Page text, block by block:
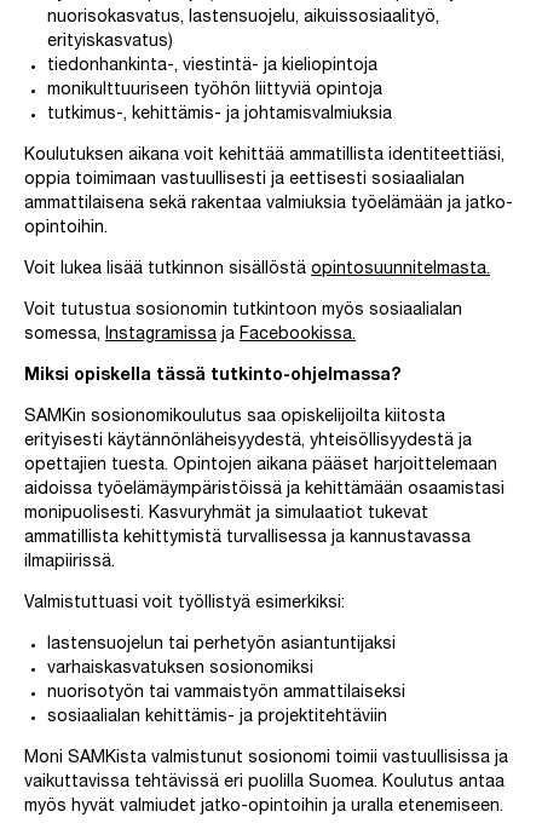
nuorisokasvatus, lastensuojelu, aikuissosiaalityö,
erityiskasvatus)
tiedonhankinta-, viestintä- ja kieliopintoja
monikulttuuriseen työhön liittyviä opintoja
tutkimus-, kehittämis- ja johtamisvalmiuksia
Koulutuksen aikana voit kehittää ammatillista identiteettiäsi,
oppia toimimaan vastuullisesti ja eettisesti sosiaalialan
ammattilaisena sekä rakentaa valmiuksia työelämään ja jatko-
opintoihin.
Voit lukea lisää tutkinnon sisällöstä opintosuunnitelmasta.
Voit tutustua sosionomin tutkintoon myös sosiaalialan
somessa, Instagramissa ja Facebookissa.
Miksi opiskella tässä tutkinto-ohjelmassa?
SAMKin sosionomikoulutus saa opiskelijoilta kiitosta
erityisesti käytännönläheisyydestä, yhteisöllisyydestä ja
opettajien tuesta. Opintojen aikana pääset harjoittelemaan
aidoissa työelämäympäristöissä ja kehittämään osaamistasi
monipuolisesti. Kasvuryhmät ja simulaatiot tukevat
ammatillista kehittymistä turvallisessa ja kannustavassa
ilmapiirissä.
Valmistuttuasi voit työllistyä esimerkiksi:
lastensuojelun tai perhetyön asiantuntijaksi
varhaiskasvatuksen sosionomiksi
nuorisotyön tai vammaistyön ammattilaiseksi
sosiaalialan kehittämis- ja projektitehtäviin
Moni SAMKista valmistunut sosionomi toimii vastuullisissa ja
vaikuttavissa tehtävissä eri puolilla Suomea. Koulutus antaa
myös hyvät valmiudet jatko-opintoihin ja uralla etenemiseen.